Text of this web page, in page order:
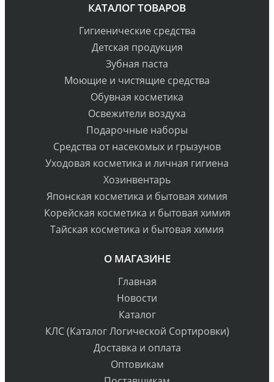
КАТАЛОГ ТОВАРОВ
Гигиенические средства
Детская продукция
Зубная паста
Моющие и чистящие средства
Обувная косметика
Освежители воздуха
Подарочные наборы
Средства от насекомых и грызунов
Уходовая косметика и личная гигиена
Хозинвентарь
Японская косметика и бытовая химия
Корейская косметика и бытовая химия
Тайская косметика и бытовая химия
О МАГАЗИНЕ
Главная
Новости
Каталог
КЛС (Каталог Логической Сортировки)
Доставка и оплата
Оптовикам